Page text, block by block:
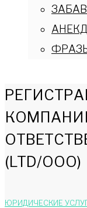
(LTD/ООО)
ЮРИДИЧЕСКИЕ